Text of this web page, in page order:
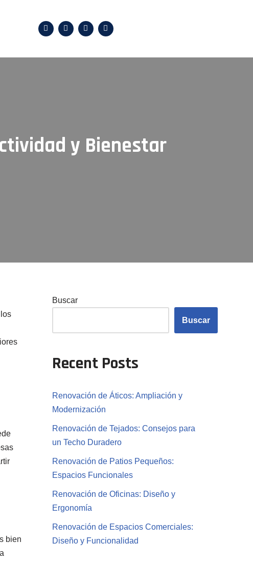
y Bienestar
bien
Buscar
Buscar
Recent Posts
Renovación de Áticos: Ampliación y
Modernización
Renovación de Tejados: Consejos para
un Techo Duradero
Renovación de Patios Pequeños:
Espacios Funcionales
Renovación de Oficinas: Diseño y
Ergonomía
Renovación de Espacios Comerciales:
Diseño y Funcionalidad